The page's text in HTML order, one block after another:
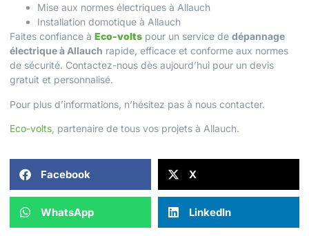
Mise aux normes électriques à Allauch
Installation domotique à Allauch
Faites confiance à Eco-volts pour un service de dépannage
électrique à Allauch rapide, efficace et conforme aux normes
de sécurité. Contactez-nous dès aujourd’hui pour un devis
gratuit et personnalisé.
Pour plus d’informations, n’hésitez pas à nous contacter.
Eco-volts , partenaire de tous vos projets à Allauch.
Facebook X
WhatsApp LinkedIn